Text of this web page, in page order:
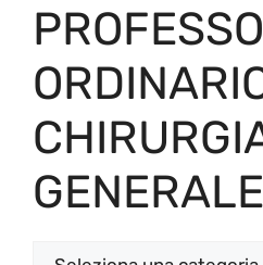
GENERALE
Categorie